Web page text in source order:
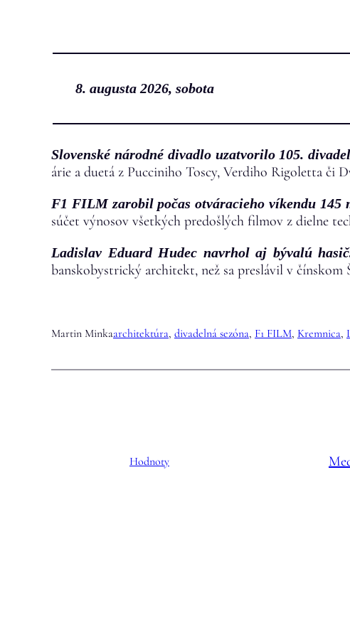
8. augusta 2026, sobota
Slovenské národné divadlo uzatvorilo 105.
árie a duetá z Pucciniho Toscy, Verdiho Rigoletta či
F1 FILM zarobil počas otváracieho víkendu 145
súčet výnosov všetkých predošlých filmov z dielne
Ladislav Eduard Hudec navrhol aj bývalú
banskobystrický architekt, než sa preslávil v čínskom
Martin Minkaarchitektúra, divadelná sezóna, F1 FILM, Kremnica,
Hodnoty